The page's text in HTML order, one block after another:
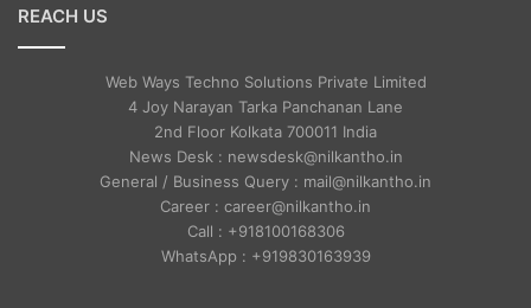
REACH US
Web Ways Techno Solutions Private Limited
4 Joy Narayan Tarka Panchanan Lane
2nd Floor Kolkata 700011 India
News Desk : newsdesk@nilkantho.in
General / Business Query : mail@nilkantho.in
Career : career@nilkantho.in
Call : +918100168306
WhatsApp : +919830163939